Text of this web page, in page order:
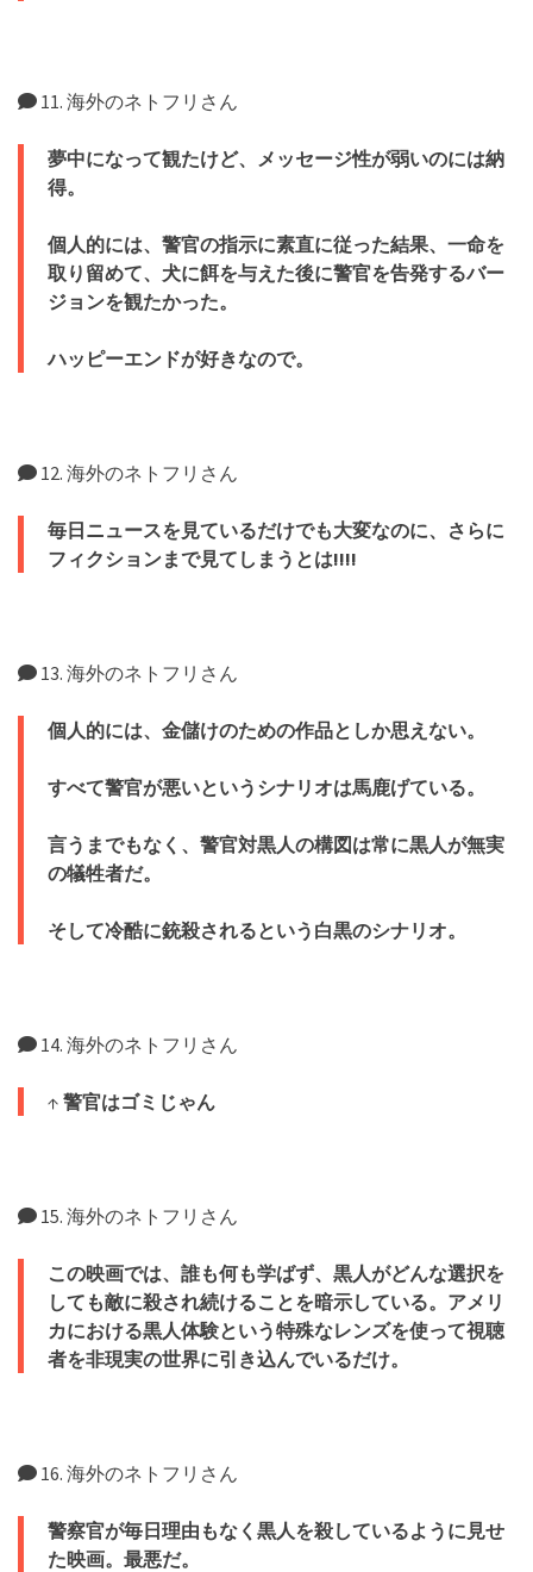
11. 海外のネトフリさん
夢中になって観たけど、メッセージ性が弱いのには納
得。
個人的には、警官の指示に素直に従った結果、一命を
取り留めて、犬に餌を与えた後に警官を告発するバー
ジョンを観たかった。
ハッピーエンドが好きなので。
12. 海外のネトフリさん
毎日ニュースを見ているだけでも大変なのに、さらに
フィクションまで見てしまうとは!!!!
13. 海外のネトフリさん
個人的には、金儲けのための作品としか思えない。
すべて警官が悪いというシナリオは馬鹿げている。
言うまでもなく、警官対黒人の構図は常に黒人が無実
の犠牲者だ。
そして冷酷に銃殺されるという白黒のシナリオ。
14. 海外のネトフリさん
↑ 警官はゴミじゃん
15. 海外のネトフリさん
この映画では、誰も何も学ばず、黒人がどんな選択を
しても敵に殺され続けることを暗示している。 アメリ
カにおける黒人体験という特殊なレンズを使って視聴
者を非現実の世界に引き込んでいるだけ。
16. 海外のネトフリさん
警察官が毎日理由もなく黒人を殺しているように見せ
た映画。最悪だ。